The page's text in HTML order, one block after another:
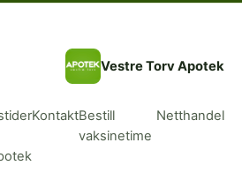
Vestre Torv Apotek
KontaktBestill
vaksinetime
Netthandel